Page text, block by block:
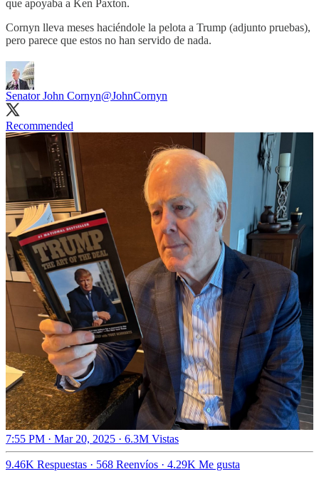
que apoyaba a Ken Paxton.
Cornyn lleva meses haciéndole la pelota a Trump (adjunto pruebas),
pero parece que estos no han servido de nada.
Senator John Cornyn@JohnCornyn
Recommended
7:55 PM · Mar 20, 2025 · 6.3M Vistas
9.46K Respuestas · 568 Reenvíos · 4.29K Me gusta